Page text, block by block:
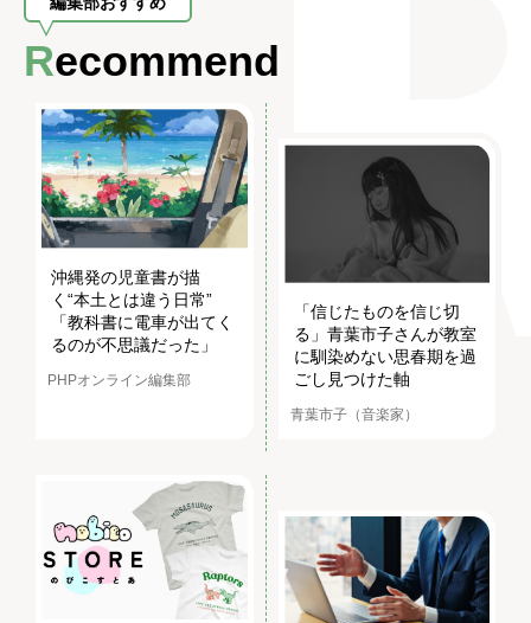
Recommend
沖縄発の児童書が描
く“本土とは違う日常”
「教科書に電車が出てく
るのが不思議だった」
PHPオンライン編集部
「信じたものを信じ切
る」青葉市子さんが教室
に馴染めない思春期を過
ごし見つけた軸
青葉市子（音楽家）